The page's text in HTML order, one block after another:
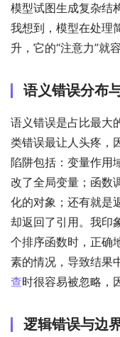
模型试图生成复杂结
我想到，模型在处理
升，它的“注意力”就
语义错误分布
语义错误是占比最大
类错误最让人头疼，
陷阱包括：变量作用
改了全局变量；函数
化的对象；还有就是
却返回了引用。我印
个排序函数时，正确
素的情况，导致结果
查时很容易被忽略，
逻辑错误与边